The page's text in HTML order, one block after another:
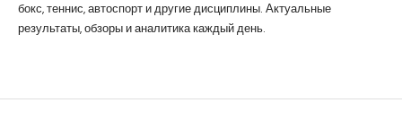
бокс, теннис, автоспорт и другие дисциплины. Актуальные
результаты, обзоры и аналитика каждый день.